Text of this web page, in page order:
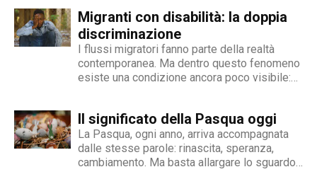
persone con disabilità in Italia. Una madre e
un padre hanno deciso...
Migranti con disabilità: la doppia
discriminazione
I flussi migratori fanno parte della realtà
contemporanea. Ma dentro questo fenomeno
esiste una condizione ancora poco visibile:
traduce in discriminazione intersezionale.
Perché il fenomeno esiste Le cause sono
diverse e spesso...
Il significato della Pasqua oggi
La Pasqua, ogni anno, arriva accompagnata
dalle stesse parole: rinascita, speranza,
cambiamento. Ma basta allargare lo sguardo